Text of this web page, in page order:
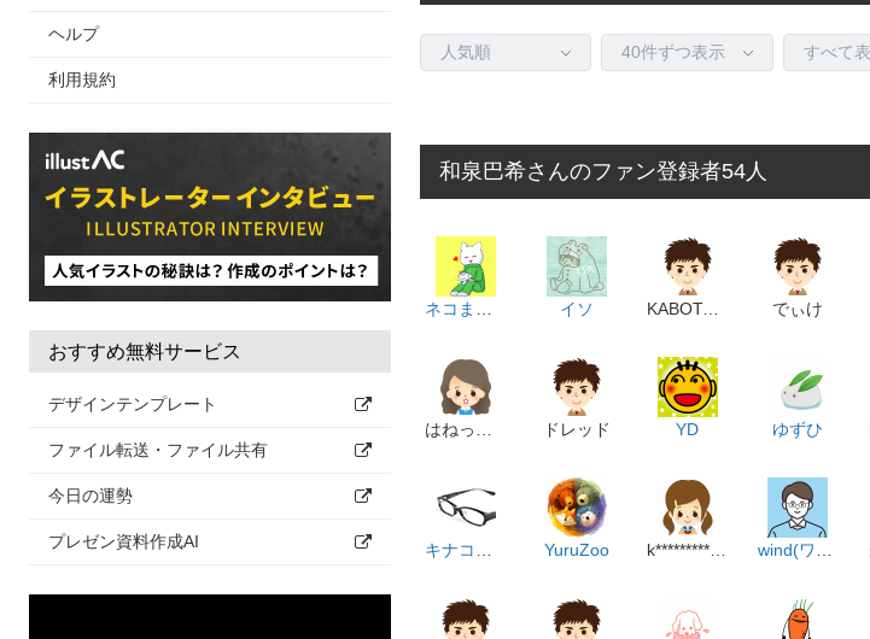
ヘルプ
利用規約
おすすめ無料サービス
デザインテンプレート
ファイル転送・ファイル共有
今日の運勢
プレゼン資料作成AI
和泉巴希さんのファン登録者54人
イソ KABOTACHI でぃけ
ドレッド YD ゆずひ
YuruZoo